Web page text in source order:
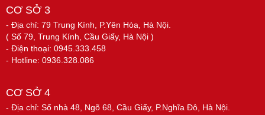
CƠ SỞ 3
- Địa chỉ: 79 Trung Kính, P.Yên Hòa, Hà Nội.
( Số 79, Trung Kính, Cầu Giấy, Hà Nội )
- Điện thoại: 0945.333.458
- Hotline: 0936.328.086
CƠ SỞ 4
- Địa chỉ: Số nhà 48, Ngõ 68, Cầu Giấy, P.Nghĩa Đô, Hà Nội.